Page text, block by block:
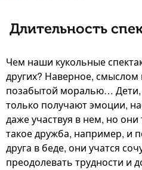
Длительность
Чем наши кукольные
других? Наверное, смыслом
позабытой моралью… Дети,
только получают эмоции,
даже участвуя в нем, но
такое дружба, например, и
друга в беде, они учатся
преодолевать трудности и